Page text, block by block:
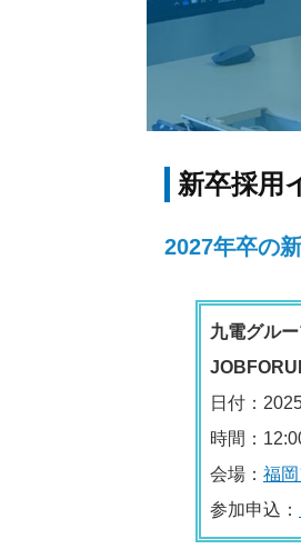
新卒採用
2027年卒の
九電グル
日付：
時間：
会場： 福
参加申込：